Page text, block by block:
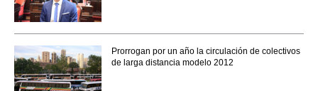
Prorrogan por un año la circulación de colectivos
de larga distancia modelo 2012